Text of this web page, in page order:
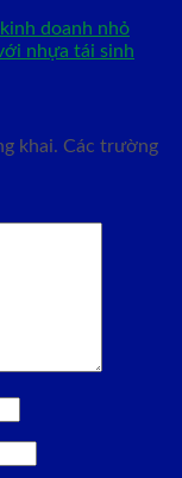
doanh nhỏ
nhựa tái sinh
khai. Các trường